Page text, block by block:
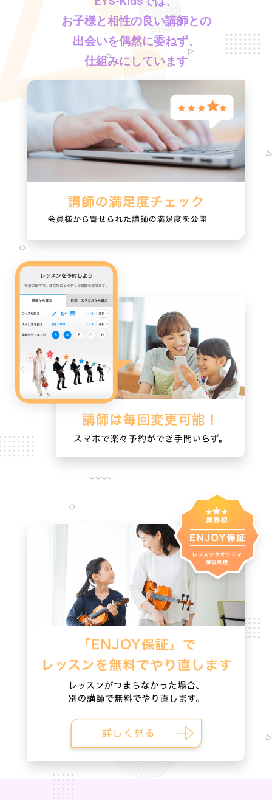
お子様と相性の良い講師との
出会いを偶然に委ねず、
仕組みにしています